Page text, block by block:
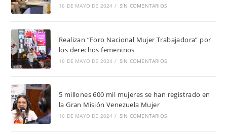
16 DE MAYO DE 2024 / SIN COMENTARIOS
Realizan “Foro Nacional Mujer Trabajadora” por
los derechos femeninos
16 DE MAYO DE 2024 / SIN COMENTARIOS
5 millones 600 mil mujeres se han registrado en
la Gran Misión Venezuela Mujer
16 DE MAYO DE 2024 / SIN COMENTARIOS